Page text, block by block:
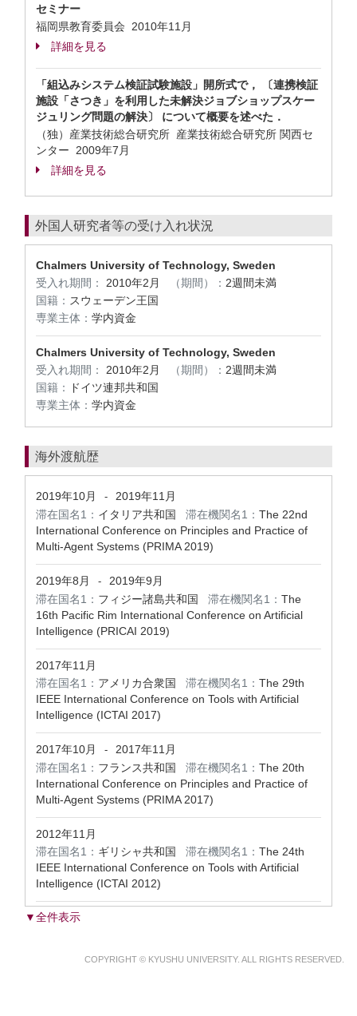
セミナー
福岡県教育委員会 2010年11月
詳細を見る
「組込みシステム検証試験施設」開所式で， 〔連携検証
施設「さつき」を利用した未解決ジョブショップスケー
ジュリング問題の解決〕 について概要を述べた．
（独）産業技術総合研究所 産業技術総合研究所 関西セ
ンター 2009年7月
詳細を見る
外国人研究者等の受け入れ状況
Chalmers University of Technology, Sweden
受入れ期間：
2010年2月 （期間）： 2週間未満
国籍： スウェーデン王国
専業主体： 学内資金
Chalmers University of Technology, Sweden
受入れ期間：
2010年2月 （期間）： 2週間未満
国籍：
ドイツ連邦共和国
専業主体： 学内資金
海外渡航歴
2019年10月 -
2019年11月
滞在国名1： イタリア共和国 滞在機関名1： The 22nd
International Conference on Principles and Practice of
Multi-Agent Systems (PRIMA 2019)
2019年8月 -
2019年9月
滞在国名1： フィジー諸島共和国 滞在機関名1： The
16th Pacific Rim International Conference on Artificial
Intelligence (PRICAI 2019)
2017年11月
滞在国名1： アメリカ合衆国 滞在機関名1： The 29th
IEEE International Conference on Tools with Artificial
Intelligence (ICTAI 2017)
2017年10月 -
2017年11月
滞在国名1： フランス共和国 滞在機関名1： The 20th
International Conference on Principles and Practice of
Multi-Agent Systems (PRIMA 2017)
2012年11月
滞在国名1： ギリシャ共和国 滞在機関名1： The 24th
IEEE International Conference on Tools with Artificial
Intelligence (ICTAI 2012)
▼全件表示
COPYRIGHT © KYUSHU UNIVERSITY. ALL RIGHTS RESERVED.